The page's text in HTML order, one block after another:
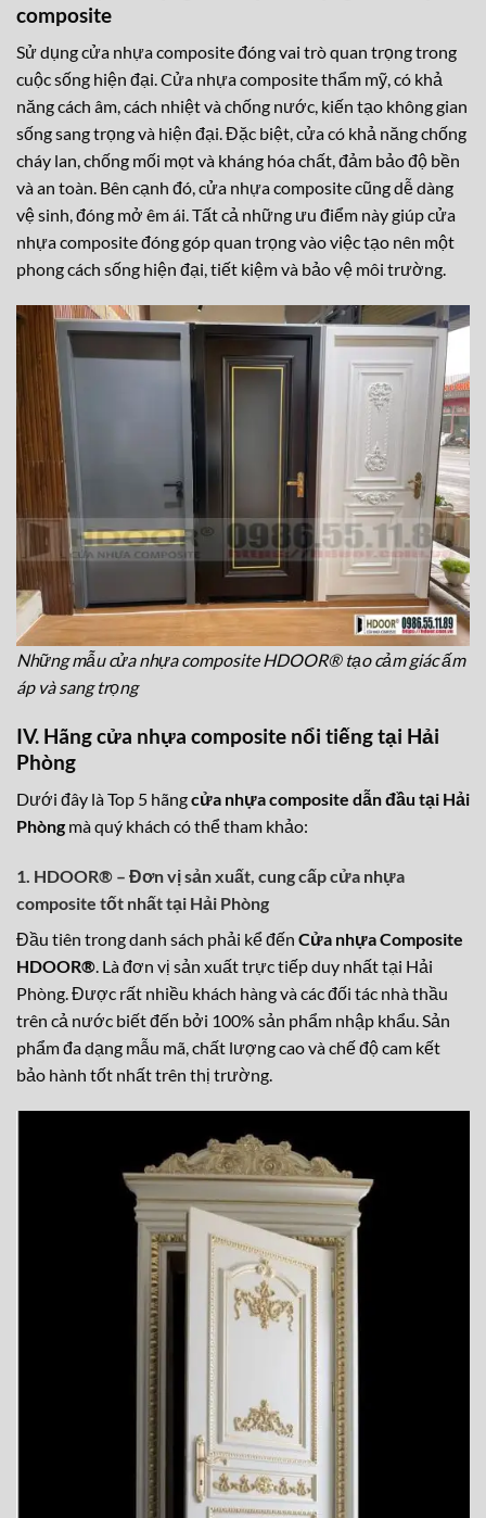
composite
Sử dụng cửa nhựa composite đóng vai trò quan trọng trong
cuộc sống hiện đại. Cửa nhựa composite thẩm mỹ, có khả
năng cách âm, cách nhiệt và chống nước, kiến tạo không gian
sống sang trọng và hiện đại. Đặc biệt, cửa có khả năng chống
cháy lan, chống mối mọt và kháng hóa chất, đảm bảo độ bền
và an toàn. Bên cạnh đó, cửa nhựa composite cũng dễ dàng
vệ sinh, đóng mở êm ái. Tất cả những ưu điểm này giúp cửa
nhựa composite đóng góp quan trọng vào việc tạo nên một
phong cách sống hiện đại, tiết kiệm và bảo vệ môi trường.
Những mẫu cửa nhựa composite HDOOR® tạo cảm giác ấm
áp và sang trọng
IV. Hãng cửa nhựa composite nổi tiếng tại Hải
Phòng
Dưới đây là Top 5 hãngcửa nhựa composite dẫn đầu tại Hải
Phòng mà quý khách có thể tham khảo:
1. HDOOR® – Đơn vị sản xuất, cung cấp cửa nhựa
composite tốt nhất tại Hải Phòng
Đầu tiên trong danh sách phải kể đến Cửa nhựa Composite
HDOOR®. Là đơn vị sản xuất trực tiếp duy nhất tại Hải
Phòng. Được rất nhiều khách hàng và các đối tác nhà thầu
trên cả nước biết đến bởi 100% sản phẩm nhập khẩu. Sản
phẩm đa dạng mẫu mã, chất lượng cao và chế độ cam kết
bảo hành tốt nhất trên thị trường.